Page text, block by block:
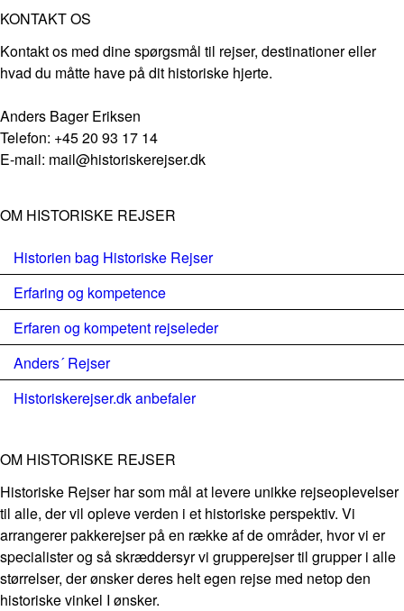
KONTAKT OS
Kontakt os med dine spørgsmål til rejser, destinationer eller
hvad du måtte have på dit historiske hjerte.
Anders Bager Eriksen
Telefon: +45 20 93 17 14
E-mail: mail@historiskerejser.dk
OM HISTORISKE REJSER
Historien bag Historiske Rejser
Erfaring og kompetence
Erfaren og kompetent rejseleder
Anders´ Rejser
Historiskerejser.dk anbefaler
OM HISTORISKE REJSER
Historiske Rejser har som mål at levere unikke rejseoplevelser
til alle, der vil opleve verden i et historiske perspektiv. Vi
arrangerer pakkerejser på en række af de områder, hvor vi er
specialister og så skræddersyr vi grupperejser til grupper i alle
størrelser, der ønsker deres helt egen rejse med netop den
historiske vinkel I ønsker.